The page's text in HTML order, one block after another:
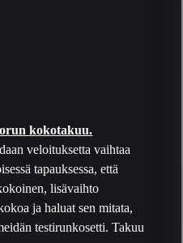
kokotakuu.
veloituksetta vaihtaa
tapauksessa, että
lisävaihto
ja haluat sen mitata,
testirunkosetti. Takuu